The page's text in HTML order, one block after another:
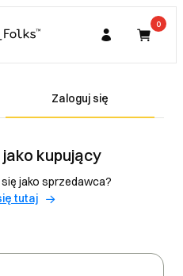
0
Zaloguj się
kupujący
jako sprzedawca?
tutaj